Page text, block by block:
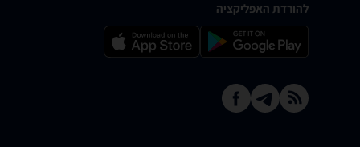
להורדת האפליקציה